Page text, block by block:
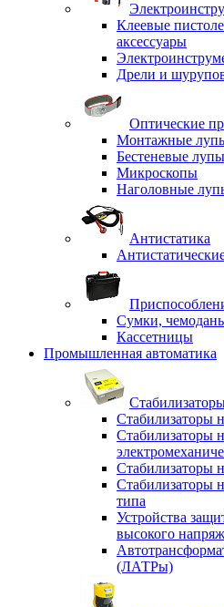
Клеевые
аксессуары
Дрели и
Оптические
Монтажные
Бестеневые лупы
Микроскопы
Наголовные
Антистатика
Сумки,
Кассетницы
Промышленная автоматика
Стабилизаторы
Стабилизаторы
Стабилизаторы
Стабилизаторы
типа
Устройства
высокого
(ЛАТРы)